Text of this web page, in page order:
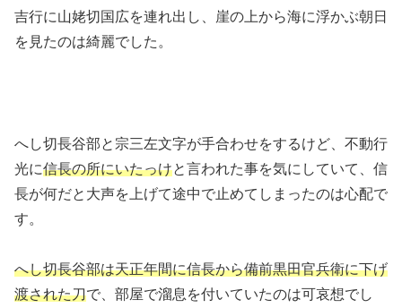
吉行に山姥切国広を連れ出し、崖の上から海に浮かぶ朝日
を見たのは綺麗でした。
へし切長谷部と宗三左文字が手合わせをするけど、不動行
光に信長の所にいたっけと言われた事を気にしていて、信
長が何だと大声を上げて途中で止めてしまったのは心配で
す。
へし切長谷部は天正年間に信長から備前黒田官兵衛に下げ
渡された刀で、部屋で溜息を付いていたのは可哀想でし